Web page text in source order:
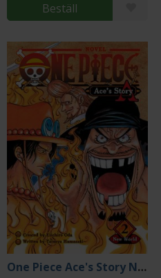
Beställ
One Piece Ace's Story Novel 2